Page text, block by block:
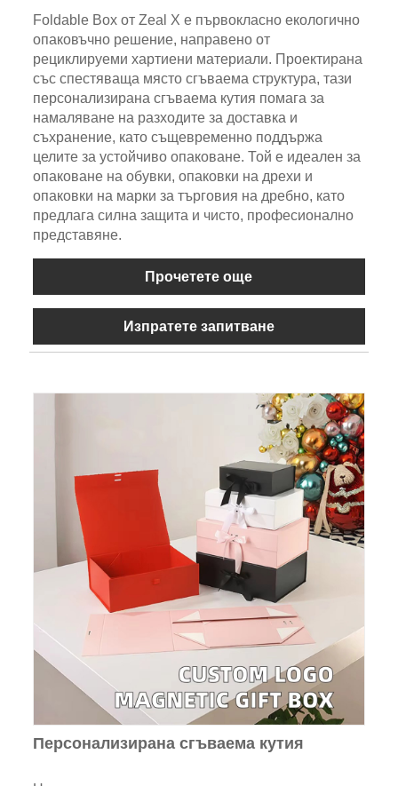
Foldable Box от Zeal X е първокласно екологично
опаковъчно решение, направено от
рециклируеми хартиени материали. Проектирана
със спестяваща място сгъваема структура, тази
персонализирана сгъваема кутия помага за
намаляване на разходите за доставка и
съхранение, като същевременно поддържа
целите за устойчиво опаковане. Той е идеален за
опаковане на обувки, опаковки на дрехи и
опаковки на марки за търговия на дребно, като
предлага силна защита и чисто, професионално
представяне.
Прочетете още
Изпратете запитване
Персонализирана сгъваема кутия